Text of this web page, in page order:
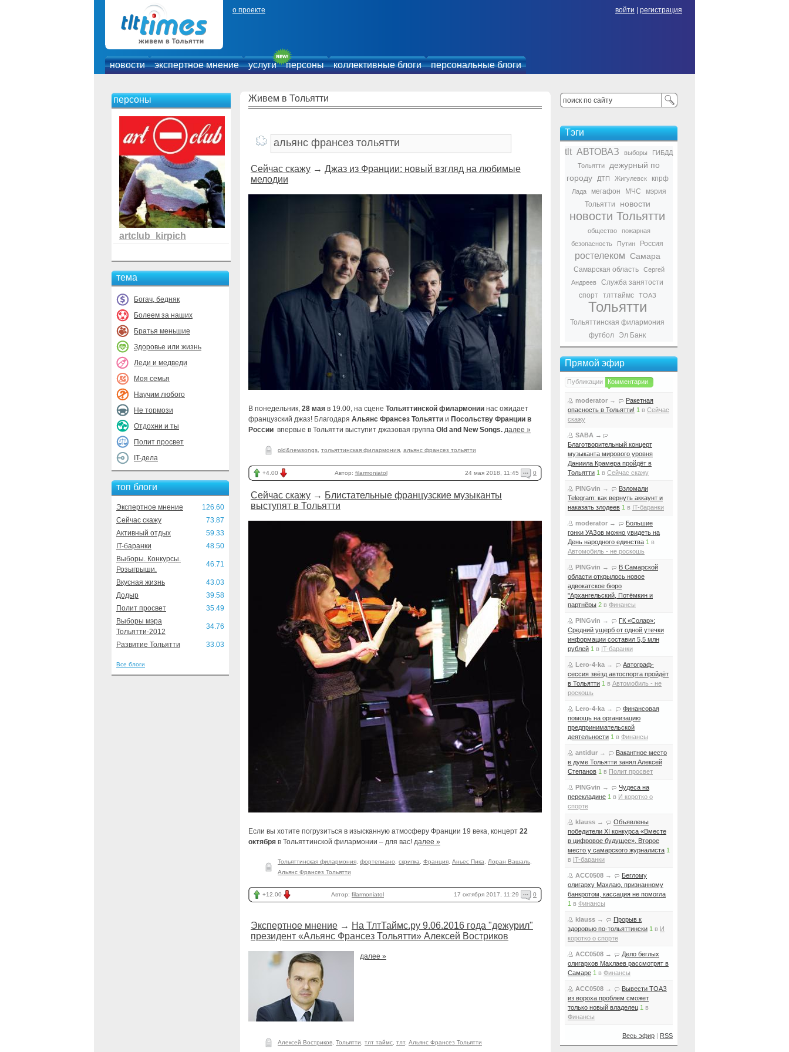
о проекте войти регистрация
новости экспертное мнение услуги персоны коллективные блоги персональные блоги
персоны
artclub_kirpich
тема
Богач, бедняк
Болеем за наших
Братья меньшие
Здоровье или жизнь
Леди и медведи
Моя семья
Научим любого
Не тормози
Отдохни и ты
Полит просвет
IT-дела
топ блоги
Экспертное мнение
126.60
Сейчас скажу
73.87
Активный отдых
59.33
IT-баранки
48.50
Выборы. Конкурсы.
Розыгрыши.
46.71
Вкусная жизнь
43.03
Додыр
39.58
Полит просвет
35.49
Выборы мэра
Тольятти-2012
34.76
Развитие Тольятти 33.03
Все блоги
Живем в Тольятти
Сейчас скажу → Джаз из Франции: новый взгляд на любимые
мелодии
В понедельник, 28 мая в 19.00, на сцене Тольяттинской филармонии нас ожидает
французский джаз! Благодаря Альянс Франсез Тольятти и Посольству Франции в
России впервые в Тольятти выступит джазовая группа Old and New Songs. далее »
old&newsongs тольяттинская филармония альянс франсез тольятти
+4.00 Автор: filarmoniatol 24 мая 2018, 11:45 0
Сейчас скажу → Блистательные французские музыканты
выступят в Тольятти
Если вы хотите погрузиться в изысканную атмосферу Франции 19 века, концерт 22
октября в Тольяттинской филармонии – для вас! далее »
Тольяттинская филармония фортепиано скрипка Франция Аньес Пика Лоран Вашаль
Альянс Франсез Тольятти
+12.00 Автор: filarmoniatol 17 октября 2017, 11:29 0
Экспертное мнение → На ТлтТаймс.ру 9.06.2016 года "дежурил"
президент «Альянс Франсез Тольятти» Алексей Востриков
далее »
Алексей Востриков Тольятти тлт таймс тлт, Альянс Франсез Тольятти
Тэги
tlt АВТОВАЗ выборы
ГИБДД
Тольятти
дежурный по
городу
ДТП Жигулевск кпрф
Лада мегафон МЧС
мэрия
Тольятти
новости
новости Тольятти
общество
пожарная
безопасность
Путин Россия
ростелеком Самара
Самарская область
Сергей
Андреев
Служба занятости
спорт
тлттаймс ТОАЗ
Тольятти
Тольяттинская филармония
футбол
Эл Банк
Прямой эфир
Публикации Комментарии
moderator →
Ракетная
опасность в Тольятти! 1 в Сейчас
скажу
SABA →
Благотворительный концерт
музыканта мирового уровня
Даниила Крамера пройдёт в
Тольятти 1 в Сейчас скажу
PINGvin →
Взломали
Telegram: как вернуть аккаунт и
наказать злодеев 1 в IT-баранки
moderator →
Большие
гонки УАЗов можно увидеть на
День народного единства 1 в
Автомобиль - не роскошь
PINGvin →
В Самарской
области открылось новое
адвокатское бюро
"Архангельский, Потёмкин и
партнёры 2 в Финансы
PINGvin →
ГК «Солар»:
Средний ущерб от одной утечки
информации составил 5,5 млн
рублей 1 в IT-баранки
Lero-4-ka →
Автограф-
сессия звёзд автоспорта пройдёт
в Тольятти 1 в Автомобиль - не
роскошь
Lero-4-ka →
Финансовая
помощь на организацию
предпринимательской
деятельности 1 в Финансы
antidur →
Вакантное место
в думе Тольятти занял Алексей
Степанов 1 в Полит просвет
PINGvin →
Чудеса на
перекладине 1 в И коротко о
спорте
klauss →
Объявлены
победители XI конкурса «Вместе
в цифровое будущее». Второе
место у самарского журналиста 1
в IT-баранки
ACC0508 →
Беглому
олигарху Махлаю, признанному
банкротом, кассация не помогла
1 в Финансы
klauss →
Прорыв к
здоровью по-тольяттински 1 в И
коротко о спорте
ACC0508 →
Дело беглых
олигархов Махлаев рассмотрят в
Самаре 1 в Финансы
ACC0508 →
Вывести ТОАЗ
из вороха проблем сможет
только новый владелец 1 в
Финансы
Весь эфир | RSS